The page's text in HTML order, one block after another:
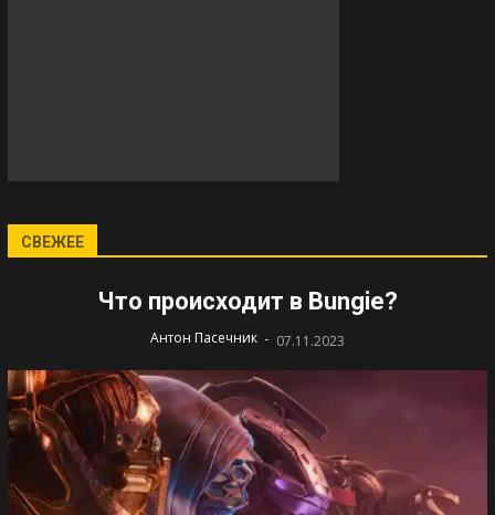
СВЕЖЕЕ
Что происходит в Bungie?
Антон Пасечник - 07.11.2023